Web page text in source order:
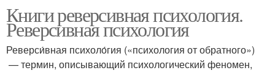
Книги реверсивная психология.
Реверсивная психология
Реверси́вная психоло́гия («психология от обратного»)
— термин, описывающий психологический феномен,